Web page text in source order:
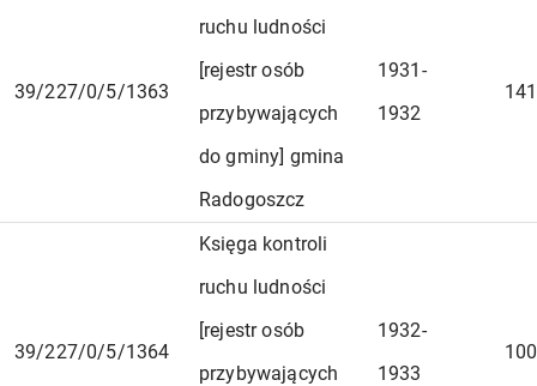
39/227/0/5/1363
ruchu ludności
[rejestr osób
przybywających
do gminy] gmina
Radogoszcz
1931-
1932
141
39/227/0/5/1364
Księga kontroli
ruchu ludności
[rejestr osób
przybywających
1932-
1933
100